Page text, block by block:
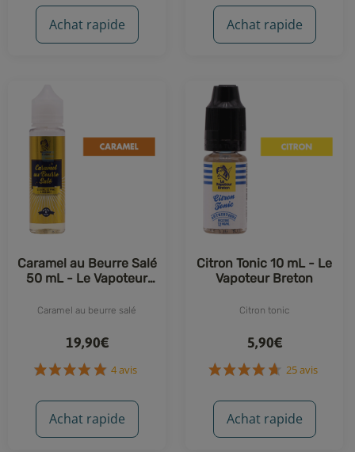
Achat rapide Achat rapide
Caramel au Beurre Salé
50 mL - Le Vapoteur
Caramel au beurre salé
19,90€
4 avis
Achat rapide
Citron Tonic 10 mL - Le
Vapoteur Breton
Citron tonic
5,90€
25 avis
Achat rapide